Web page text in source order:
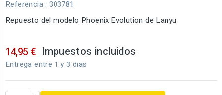
Referencia : 303781
Repuesto del modelo Phoenix Evolution de Lanyu
14,95 € Impuestos incluidos
Entrega entre 1 y 3 dias